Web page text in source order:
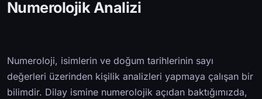
Numerolojik Analizi
Numeroloji, isimlerin ve doğum tarihlerinin sayı
değerleri üzerinden kişilik analizleri yapmaya çalışan bir
bilimdir. Dilay ismine numerolojik açıdan baktığımızda,